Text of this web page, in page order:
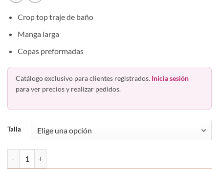
Crop top traje de baño
Manga larga
Copas preformadas
Catálogo exclusivo para clientes registrados. Inicia sesión
para ver precios y realizar pedidos.
Talla